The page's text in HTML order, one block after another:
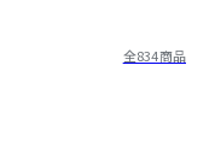
全834商品